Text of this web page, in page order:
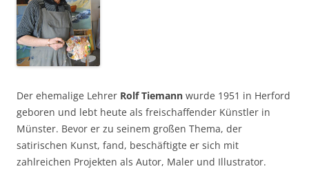
Der ehemalige Lehrer Rolf Tiemann wurde 1951 in Herford
geboren und lebt heute als freischaffender Künstler in
Münster. Bevor er zu seinem großen Thema, der
satirischen Kunst, fand, beschäftigte er sich mit
zahlreichen Projekten als Autor, Maler und Illustrator.